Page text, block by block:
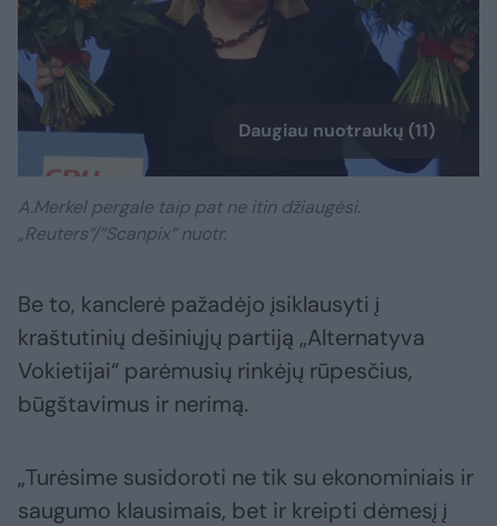
Daugiau nuotraukų (11)
A.Merkel pergale taip pat ne itin džiaugėsi.
„Reuters“/“Scanpix“ nuotr.
Be to, kanclerė pažadėjo įsiklausyti į
kraštutinių dešiniųjų partiją „Alternatyva
Vokietijai“ parėmusių rinkėjų rūpesčius,
būgštavimus ir nerimą.
„Turėsime susidoroti ne tik su ekonominiais ir
saugumo klausimais, bet ir kreipti dėmesį į